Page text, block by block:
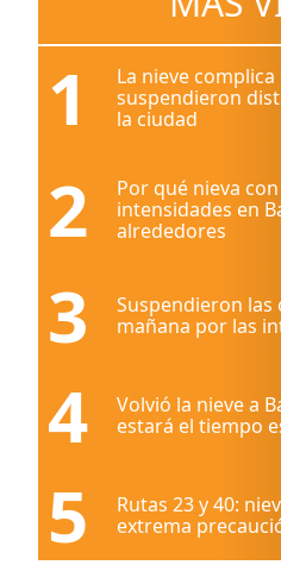
1
La nieve
suspendieron
la ciudad
2
Por qué nieva
intensidades en
alrededores
3
Suspendieron las
mañana por las
4
Volvió la nieve a
estará el tiempo
5
Rutas 23 y 40:
extrema